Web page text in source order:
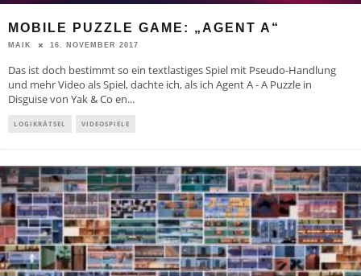
MOBILE PUZZLE GAME: „AGENT A“
MAIK 16. NOVEMBER 2017
Das ist doch bestimmt so ein textlastiges Spiel mit Pseudo-Handlung
und mehr Video als Spiel, dachte ich, als ich Agent A - A Puzzle in
Disguise von Yak & Co en...
LOGIKRÄTSEL VIDEOSPIELE